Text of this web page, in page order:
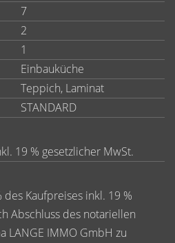
7
2
1
Einbauküche
Teppich, Laminat
STANDARD
19 % gesetzlicher MwSt.
des Kaufpreises inkl. 19 %
Abschluss des notariellen
LANGE IMMO GmbH zu